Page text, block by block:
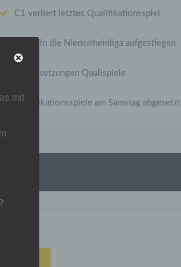
C1 verliert letztes Qualifikationsspiel
C1 ist in die Niederrheinliga aufgestiegen
Neuansetzungen Qualispiele
Qualifikationsspiele am Samstag abgesetzt
mit